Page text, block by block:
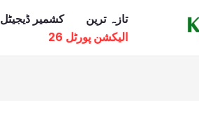
تازہ ترین کشمیر ڈیجیٹل
الیکشن پورٹل 26